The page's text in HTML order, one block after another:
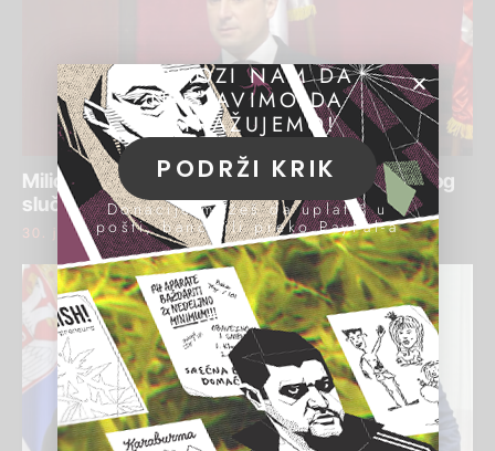
Milić podneo krivičnu prijavu protiv Krička zbog
slučaja „Senjak“
30. jul 2026.
POMOZI NAM DA
NASTAVIMO DA
ISTRAŽUJEMO!
PODRŽI KRIK
Donacije možeš da uplatiš u
pošti, banci ili preko PayPal-a